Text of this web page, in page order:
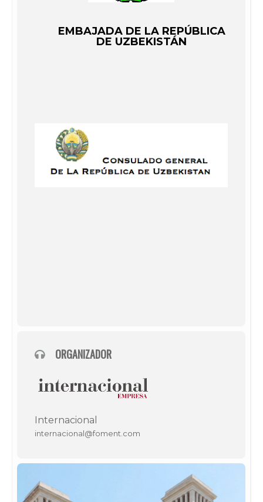
EMBAJADA DE LA REPÚBLICA
DE UZBEKISTÁN
ORGANIZADOR
Internacional
internacional@foment.com